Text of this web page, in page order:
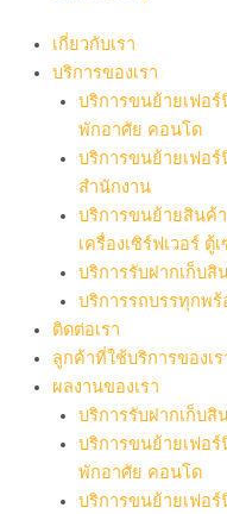
เกี่ยวกับเรา
บริการของเรา
บริการขนย้ายเฟอร์
พักอาศัย คอนโด
บริการขนย้ายเฟอร์
สำนักงาน
บริการขนย้ายสินค้
เครื่องเซิร์ฟเวอร์ ตู้
บริการรับฝากเก็บสิ
บริการรถบรรทุกพ
ติดต่อเรา
ลูกค้าที่ใช้บริการของเร
ผลงานของเรา
บริการรับฝากเก็บสิ
บริการขนย้ายเฟอร์
พักอาศัย คอนโด
บริการขนย้ายเฟอร์